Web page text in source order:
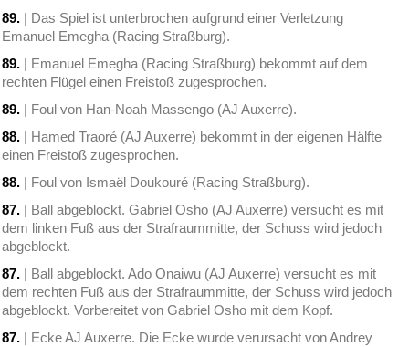
89. | Das Spiel ist unterbrochen aufgrund einer Verletzung
Emanuel Emegha (Racing Straßburg).
89. | Emanuel Emegha (Racing Straßburg) bekommt auf dem
rechten Flügel einen Freistoß zugesprochen.
89. | Foul von Han-Noah Massengo (AJ Auxerre).
88. | Hamed Traoré (AJ Auxerre) bekommt in der eigenen Hälfte
einen Freistoß zugesprochen.
88. | Foul von Ismaël Doukouré (Racing Straßburg).
87. | Ball abgeblockt. Gabriel Osho (AJ Auxerre) versucht es mit
dem linken Fuß aus der Strafraummitte, der Schuss wird jedoch
abgeblockt.
87. | Ball abgeblockt. Ado Onaiwu (AJ Auxerre) versucht es mit
dem rechten Fuß aus der Strafraummitte, der Schuss wird jedoch
abgeblockt. Vorbereitet von Gabriel Osho mit dem Kopf.
87. | Ecke AJ Auxerre. Die Ecke wurde verursacht von Andrey